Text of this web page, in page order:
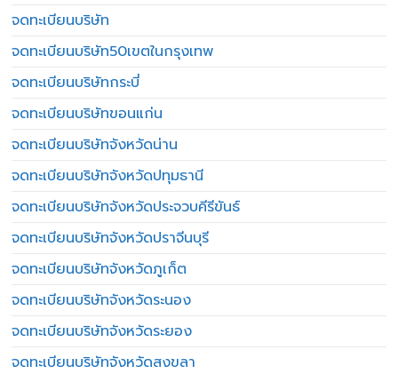
จดทะเบียนบริษัท
จดทะเบียนบริษัท50เขตในกรุงเทพ
จดทะเบียนบริษัทกระบี่
จดทะเบียนบริษัทขอนแก่น
จดทะเบียนบริษัทจังหวัดน่าน
จดทะเบียนบริษัทจังหวัดปทุมธานี
จดทะเบียนบริษัทจังหวัดประจวบคีรีขันธ์
จดทะเบียนบริษัทจังหวัดปราจีนบุรี
จดทะเบียนบริษัทจังหวัดภูเก็ต
จดทะเบียนบริษัทจังหวัดระนอง
จดทะเบียนบริษัทจังหวัดระยอง
จดทะเบียนบริษัทจังหวัดสงขลา